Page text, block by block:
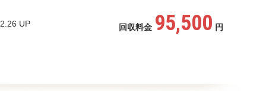
UP 回収料金 95,500 円